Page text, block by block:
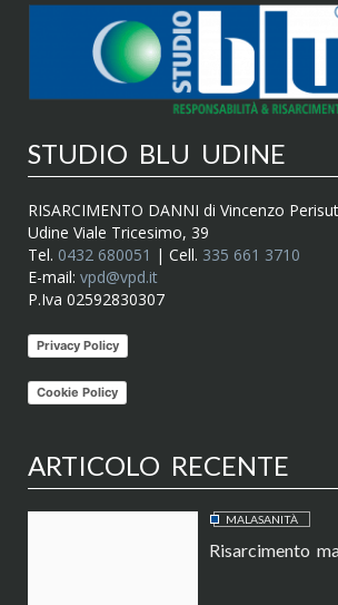
STUDIO BLU UDINE
RISARCIMENTO DANNI di Vincenzo
Udine Viale Tricesimo, 39
Tel. 0432 680051 | Cell. 335 661 3710
E-mail: vpd@vpd.it
P.Iva 02592830307
Privacy Policy
Cookie Policy
ARTICOLO RECENTE
MALASANITÀ
Risarcimento